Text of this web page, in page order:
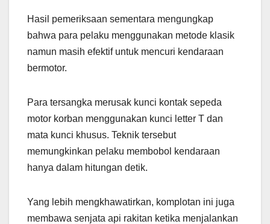
Hasil pemeriksaan sementara mengungkap
bahwa para pelaku menggunakan metode klasik
namun masih efektif untuk mencuri kendaraan
bermotor.
Para tersangka merusak kunci kontak sepeda
motor korban menggunakan kunci letter T dan
mata kunci khusus. Teknik tersebut
memungkinkan pelaku membobol kendaraan
hanya dalam hitungan detik.
Yang lebih mengkhawatirkan, komplotan ini juga
membawa senjata api rakitan ketika menjalankan